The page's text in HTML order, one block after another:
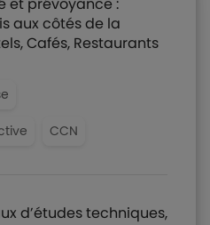
aux côtés de la
Cafés, Restaurants
CCN
d’études techniques,